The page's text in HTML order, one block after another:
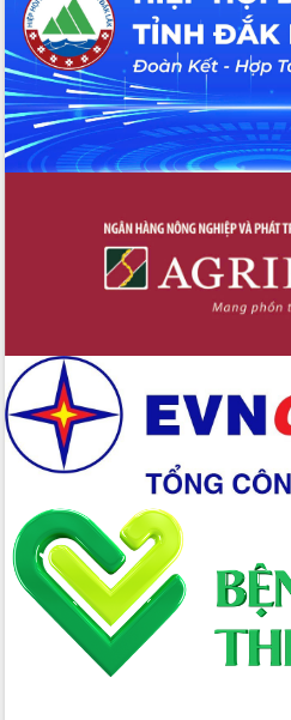
Triển khai đồng bộ đo đạc, lập hồ sơ
địa chính, hoàn thiện cơ sở dữ liệu đất
đai
Ứng dụng sinh trắc học - Bước tiến
trong hành trình chuyển đổi số tại Đắk
Lắk
Đắk Lắk nâng cao hiệu quả công tác
Đắk Lắk đẩy mạnh nuôi biển công
nghệ, hướng tới phát triển thủy sản
Tập huấn nâng cao năng lực triển khai
cấp xã
Đắk Lắk phát động hưởng ứng Ngày
Quyền của người tiêu dùng Việt Nam
2026
Đẩy mạnh cải cách hành chính, quyết
tâm đạt được mục tiêu tăng trưởng
hai con số trong năm 2026
Tổ chức trang trọng Lễ hội Đền thờ
Lương Văn Chánh năm 2026
Phó Bí thư Tỉnh ủy Đắk Lắk Đỗ Hữu
Huy giữ chức Bí thư Đảng ủy Ủy Ban
Nhân dân tỉnh
Bệnh án điện tử thúc đẩy chuyển đổi